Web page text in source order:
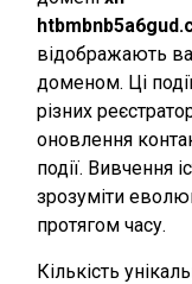
відображають
доменом. Ці
різних
оновлення
події. Вивчення
зрозуміти
протягом часу.
Кількість